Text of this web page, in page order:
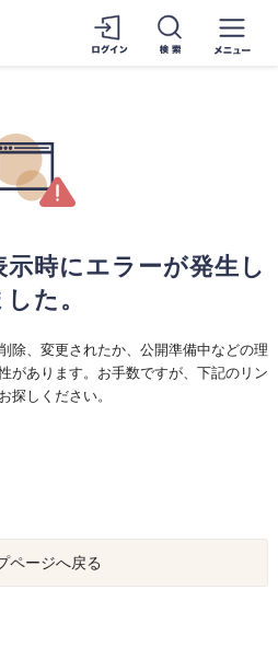
時にエラーが発生し
した。
除、変更されたか、公開準備中などの理
があります。お手数ですが、下記のリン
探しください。
ページへ戻る